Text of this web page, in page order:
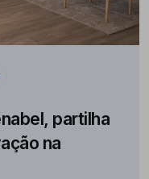
partilha
na